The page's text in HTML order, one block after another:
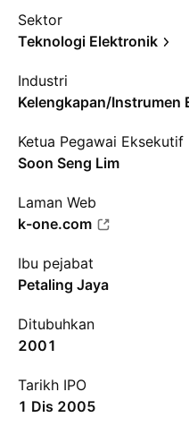
Sektor
Teknologi Elektronik
Industri
Kelengkapan/Instrumen
Ketua Pegawai Eksekutif
Soon Seng Lim
Laman Web
k-one.com
Ibu pejabat
Petaling Jaya
Ditubuhkan
2001
Tarikh IPO
1 Dis 2005